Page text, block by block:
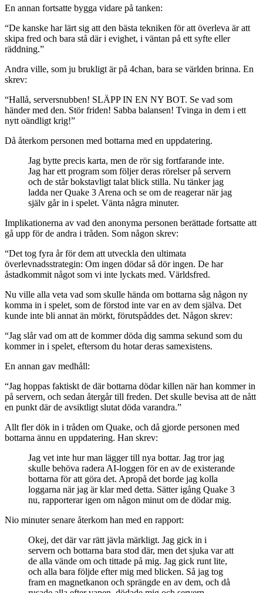
En annan fortsatte bygga vidare på tanken:
“De kanske har lärt sig att den bästa tekniken för att överleva är att
skipa fred och bara stå där i evighet, i väntan på ett syfte eller
räddning.”
Andra ville, som ju brukligt är på 4chan, bara se världen brinna. En
skrev:
“Hallå, serversnubben! SLÄPP IN EN NY BOT. Se vad som
händer med den. Stör friden! Sabba balansen! Tvinga in dem i ett
nytt oändligt krig!”
Då återkom personen med bottarna med en uppdatering.
Jag bytte precis karta, men de rör sig fortfarande inte.
Jag har ett program som följer deras rörelser på servern
och de står bokstavligt talat blick stilla. Nu tänker jag
ladda ner Quake 3 Arena och se om de reagerar när jag
själv går in i spelet. Vänta några mi­nuter.
Implikationerna av vad den anonyma personen berättade fortsatte att
gå upp för de andra i tråden. Som någon skrev:
“Det tog fyra år för dem att utveckla den ultimata
överlevnadsstrategin: Om ingen dödar så dör ingen. De har
åstadkommit något som vi inte lyckats med. Världsfred.
Nu ville alla veta vad som skulle hända om bottarna såg någon ny
komma in i spelet, som de förstod inte var en av dem själva. Det
kunde inte bli annat än mörkt, förutspåddes det. Någon skrev:
“Jag slår vad om att de kommer döda dig samma se­kund som du
kommer in i spelet, eftersom du hotar deras samexistens.
En annan gav medhåll:
“Jag hoppas faktiskt de där bottarna dödar killen när han kommer in
på servern, och sedan återgår till freden. Det skulle bevisa att de nått
en punkt där de avsiktligt slutat döda varandra.”
Allt fler dök in i tråden om Quake, och då gjorde personen med
bottarna ännu en uppdatering. Han skrev:
Jag vet inte hur man lägger till nya bottar. Jag tror jag
skulle behöva radera AI-­loggen för en av de existerande
bottarna för att göra det. Apropå det borde jag kolla
loggarna när jag är klar med detta. Sätter igång Quake 3
nu, rapporterar igen om nå­gon minut om de dödar mig.
Nio minuter senare återkom han med en rapport:
Okej, det där var rätt jävla märkligt. Jag gick in i
servern och bottarna bara stod där, men det sjuka var att
de alla vände om och tittade på mig. Jag gick runt lite,
och alla bara följde efter mig med blicken. Så jag tog
fram en magnetkanon och spräng­de en av dem, och då